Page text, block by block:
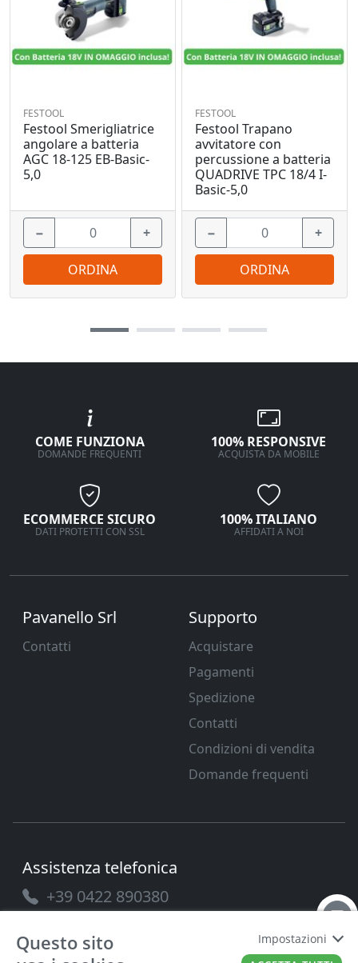
FESTOOL
Festool Smerigliatrice
angolare a batteria
AGC 18-125 EB-Basic-
5,0
− +
ORDINA
FESTOOL
Festool Trapano
avvitatore con
percussione a batteria
QUADRIVE TPC 18/4 I-
Basic-5,0
− +
ORDINA
COME FUNZIONA
DOMANDE FREQUENTI
100% RESPONSIVE
ACQUISTA DA MOBILE
ECOMMERCE SICURO
DATI PROTETTI CON SSL
100% ITALIANO
AFFIDATI A NOI
Pavanello Srl
Contatti
Supporto
Acquistare
Pagamenti
Spedizione
Contatti
Condizioni di vendita
Domande frequenti
Assistenza telefonica
+39 0422 890380
Questo sito
Impostazioni